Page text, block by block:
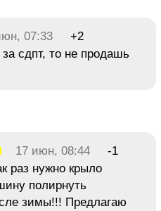
07:33
+2
сдпт, то не продашь
17 июн, 08:44
-1
раз нужно крыло
полирнуть
зимы!!! Предлагаю